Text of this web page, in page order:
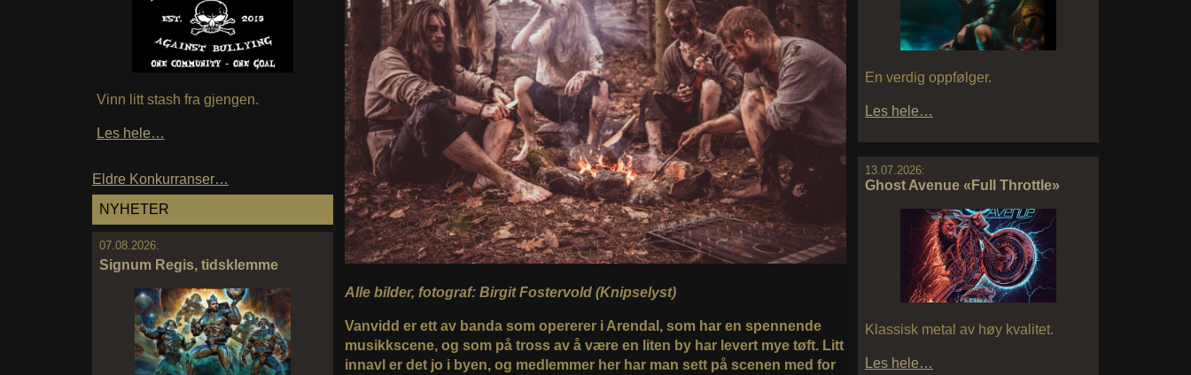
Vinn litt stash fra gjengen.
Les hele…
Eldre Konkurranser…
NYHETER
07.08.2026:
Signum Regis, tidsklemme
En verdig oppfølger.
Les hele…
13.07.2026:
Ghost Avenue «Full Throttle»
Klassisk metal av høy kvalitet.
Les hele…
Alle bilder, fotograf: Birgit Fostervold (Knipselyst)
Vanvidd er ett av banda som opererer i Arendal, som har en spennende
musikkscene, og som på tross av å være en liten by har levert mye tøft. Litt
innavl er det jo i byen, og medlemmer her har man sett på scenen med for